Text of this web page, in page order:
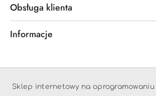
Obsługa klienta
Informacje
Sklep internetowy na oprogramowaniu